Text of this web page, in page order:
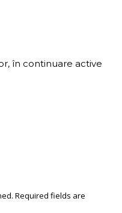
în continuare active
Required fields are